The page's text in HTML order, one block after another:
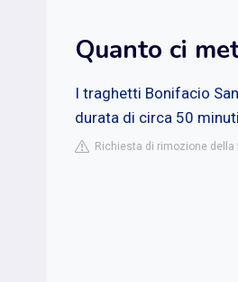
Quanto ci
I traghetti Bonifacio
durata di circa 50
Richiesta di rimozione della